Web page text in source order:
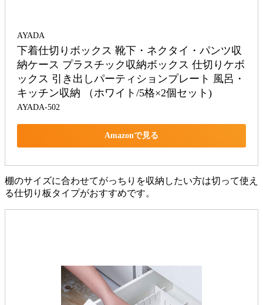
AYADA
下着仕切りボックス 靴下・ネクタイ・パンツ収
納ケース プラスチック収納ボックス 仕切りケボ
ックス 引き出しパーティションプレート 風呂・
キッチン収納 （ホワイト/5格×2個セット)
AYADA-502
Amazonで見る
棚のサイズに合わせてがっちりを収納したい方は切って使え
る仕切り板タイプがおすすめです。